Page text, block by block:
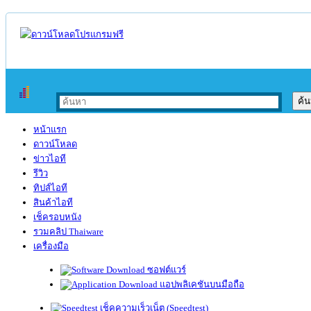
หน้าแรก
ดาวน์โหลด
ข่าวไอที
รีวิว
ทิปส์ไอที
สินค้าไอที
เช็ครอบหนัง
รวมคลิป Thaiware
เครื่องมือ
ซอฟต์แวร์
แอปพลิเคชันบนมือถือ
เช็คความเร็วเน็ต (Speedtest)